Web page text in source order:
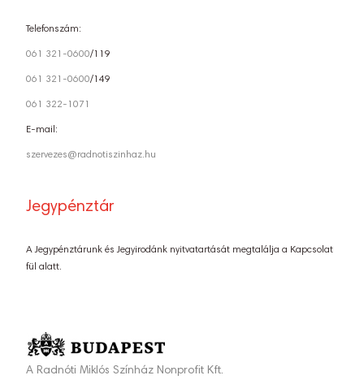
Telefonszám:
061 321-0600/119
061 321-0600/149
061 322-1071
E-mail:
szervezes@radnotiszinhaz.hu
Jegypénztár
A Jegypénztárunk és Jegyirodánk nyitvatartását megtalálja a Kapcsolat
fül alatt.
A Radnóti Miklós Színház Nonprofit Kft.